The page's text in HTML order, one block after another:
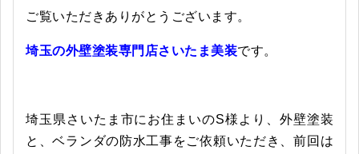
ご覧いただきありがとうございます。
埼玉の外壁塗装専門店さいたま美装です。
埼玉県さいたま市にお住まいのS様より、外壁塗装
と、ベランダの防水工事をご依頼いただき、前回は